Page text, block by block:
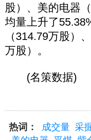
股）、美的电器
均量上升了
（314.79万股）
万股）。
(名策数据)
热词： 成交量 采